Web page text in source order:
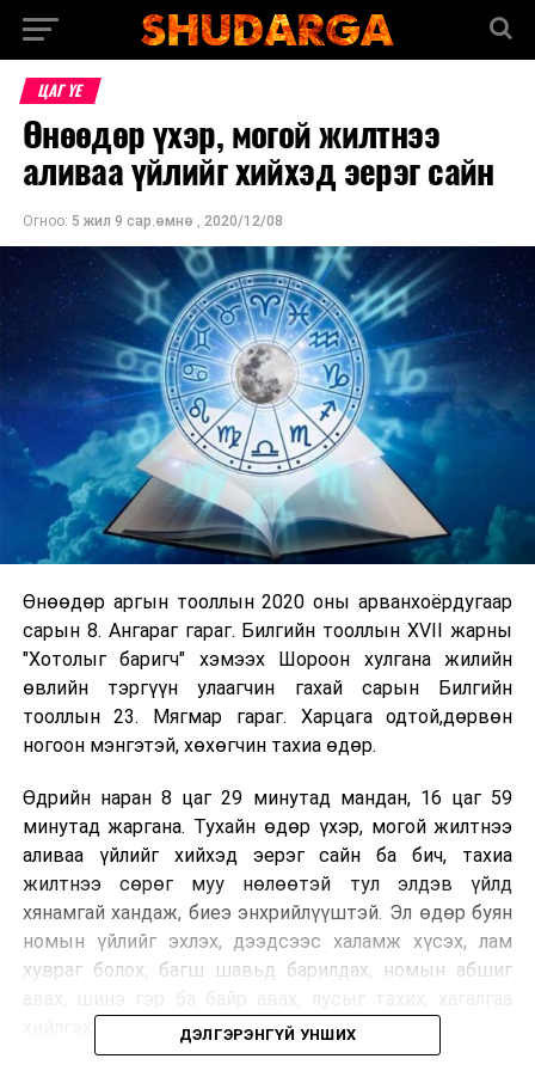
ЦАГ ҮЕ
Өнөөдөр үхэр, могой жилтнээ
аливаа үйлийг хийхэд эерэг сайн
Огноо: 5 жил 9 сар.өмнө , 2020/12/08
Өнөөдөр аргын тооллын 2020 оны арванхоёрдугаар
сарын 8. Ангараг гараг. Билгийн тооллын XVII жарны
"Хотолыг баригч" хэмээх Шороон хулгана жилийн
өвлийн тэргүүн улаагчин гахай сарын Билгийн
тооллын 23. Мягмар гараг. Харцага одтой,дөрвөн
ногоон мэнгэтэй, хөхөгчин тахиа өдөр.
Өдрийн наран 8 цаг 29 минутад мандан, 16 цаг 59
минутад жаргана. Тухайн өдөр үхэр, могой жилтнээ
аливаа үйлийг хийхэд эерэг сайн ба бич, тахиа
жилтнээ сөрөг муу нөлөөтэй тул элдэв үйлд
хянамгай хандаж, биеэ энхрийлүүштэй. Эл өдөр буян
номын үйлийг эхлэх, дээдсээс халамж хүсэх, лам
хувраг болох, багш шавьд барилдах, номын абшиг
хийлгэх, буг дарах, газрын ам бооход сайн.
ДЭЛГЭРЭНГҮЙ УНШИХ